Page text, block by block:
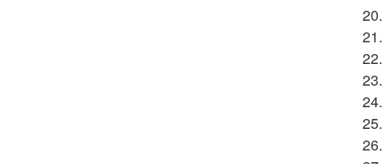
20.
21.
22.
23.
24.
25.
26.